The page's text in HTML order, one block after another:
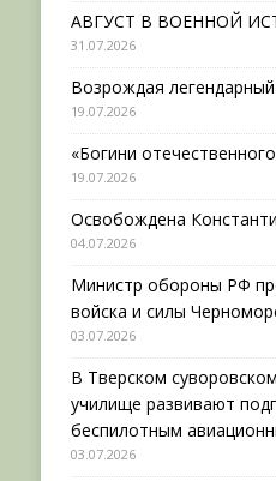
АВГУСТ В ВОЕННОЙ
31.07.2026
Возрождая
19.07.2026
«Богини
19.07.2026
Освобождена
04.07.2026
Министр обороны РФ
войска и силы
03.07.2026
В Тверском
училище развивают
беспилотным
03.07.2026